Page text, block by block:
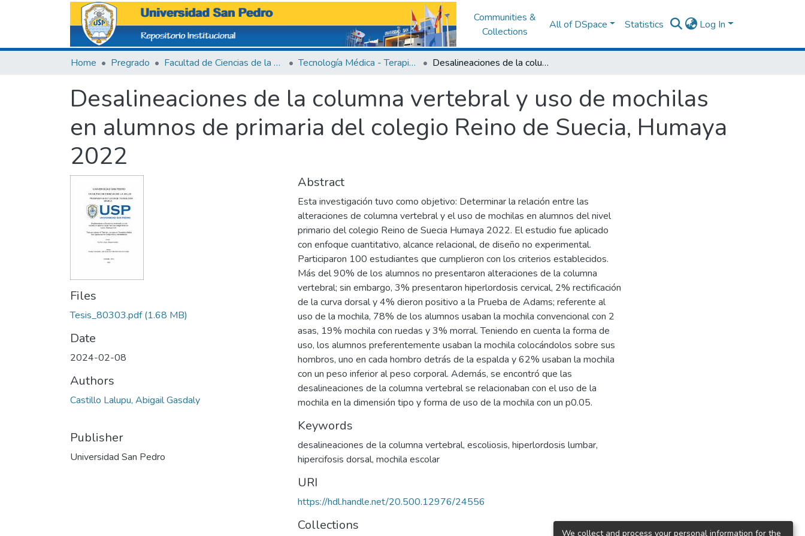
Communities &
Collections
All of DSpace Statistics Log In
Home Pregrado Facultad de Ciencias de la Salud Tecnología Médica - Terapia Física y Rehabilitación Desalineaciones de la columna vertebral y uso de mochilas en alumnos de primaria del colegio Reino de Suecia, Humaya 2022
Desalineaciones de la columna vertebral y uso de mochilas
en alumnos de primaria del colegio Reino de Suecia, Humaya
2022
Files
Tesis_80303.pdf(1.68 MB)
Date
2024-02-08
Authors
Castillo Lalupu, Abigail Gasdaly
Publisher
Universidad San Pedro
Abstract
Esta investigación tuvo como objetivo: Determinar la relación entre las
alteraciones de columna vertebral y el uso de mochilas en alumnos del nivel
primario del colegio Reino de Suecia Humaya 2022. El estudio fue aplicado
con enfoque cuantitativo, alcance relacional, de diseño no experimental.
Participaron 100 estudiantes que cumplieron con los criterios establecidos.
Más del 90% de los alumnos no presentaron alteraciones de la columna
vertebral; sin embargo, 3% presentaron hiperlordosis cervical, 2% rectificación
de la curva dorsal y 4% dieron positivo a la Prueba de Adams; referente al
uso de la mochila, 78% de los alumnos usaban la mochila convencional con 2
asas, 19% mochila con ruedas y 3% morral. Teniendo en cuenta la forma de
uso, los alumnos preferentemente usaban la mochila colocándolos sobre sus
hombros, uno en cada hombro detrás de la espalda y 62% usaban la mochila
con un peso inferior al peso corporal. Además, se encontró que las
desalineaciones de la columna vertebral se relacionaban con el uso de la
mochila en la dimensión tipo y forma de uso de la mochila con un p0.05.
Keywords
desalineaciones de la columna vertebral, escoliosis, hiperlordosis lumbar,
hipercifosis dorsal, mochila escolar
URI
https://hdl.handle.net/20.500.12976/24556
Collections
We collect and process your personal information for the